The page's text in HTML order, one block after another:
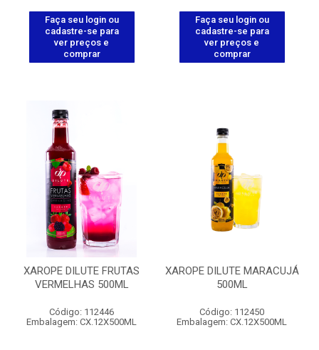
Faça seu login ou
cadastre-se para
ver preços e
comprar
Faça seu login ou
cadastre-se para
ver preços e
comprar
XAROPE DILUTE FRUTAS
VERMELHAS 500ML
Código: 112446
Embalagem: CX.12X500ML
XAROPE DILUTE MARACUJÁ
500ML
Código: 112450
Embalagem: CX.12X500ML